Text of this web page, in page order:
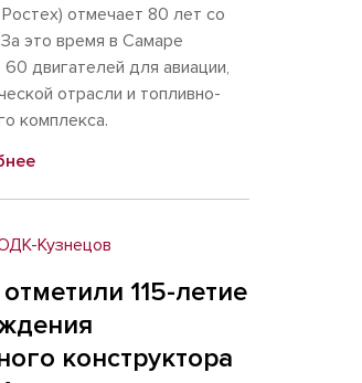
отмечает 80 лет со
это время в Самаре
двигателей для авиации,
отрасли и топливно-
комплекса.
Кузнецов
115-летие
конструктора